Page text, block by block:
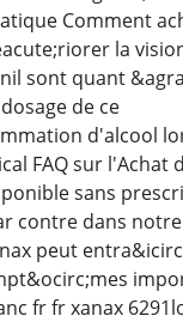
Comment
la
sont quant
de ce
d'alcool
FAQ sur l'Achat
sans
contre dans
peut
fr fr xanax